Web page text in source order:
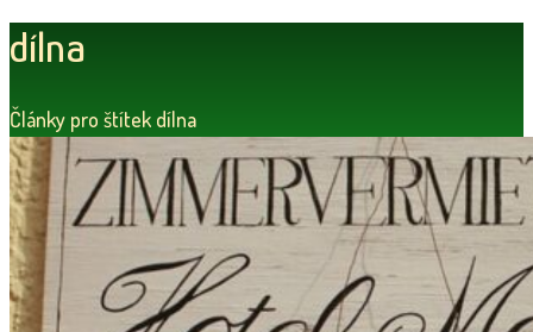
dílna
Články pro štítek dílna